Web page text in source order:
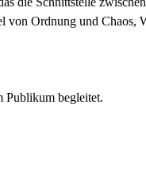
von Ordnung und Chaos,
Publikum begleitet.